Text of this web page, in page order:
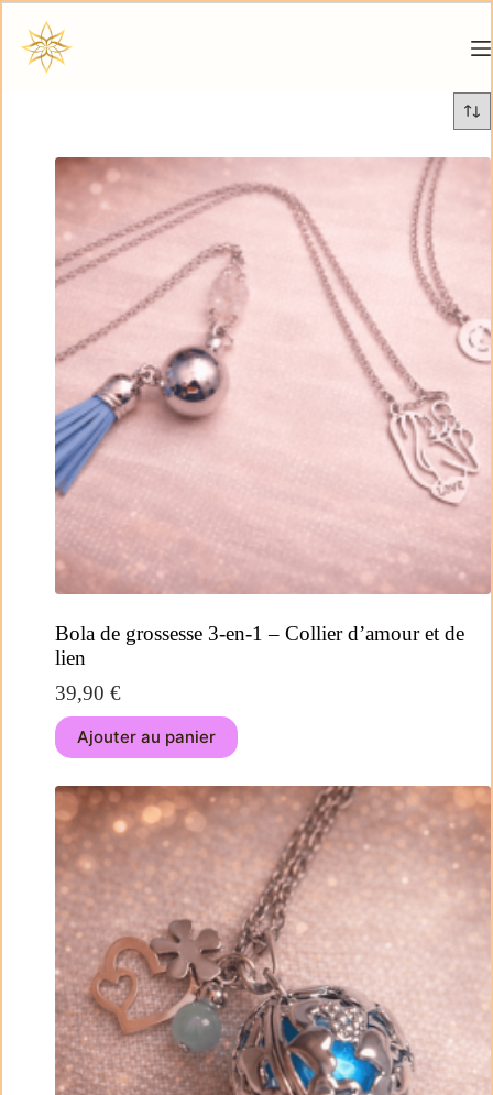
Bola de grossesse 3-en-1 – Collier d’amour et de
lien
39,90 €
Ajouter au panier